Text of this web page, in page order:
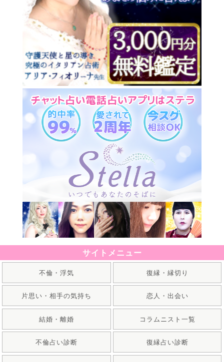
サイトメニュー
不倫・浮気 復縁・縁切り
片思い・相手の気持ち 恋人・出会い
結婚・離婚 コラムニスト一覧
不倫占い診断 復縁占い診断